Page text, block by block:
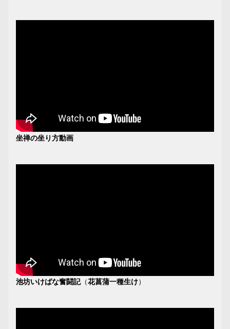
坐禅の坐り方動画
池坊いけばな奮闘記（花菖蒲一種生け）